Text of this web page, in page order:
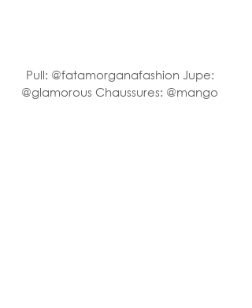
Pull: @fatamorganafashion Jupe:
@glamorous Chaussures: @mango